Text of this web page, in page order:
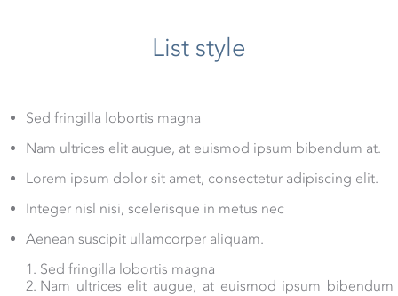
List style
Sed fringilla lobortis magna
Nam ultrices elit augue, at euismod ipsum bibendum at.
Lorem ipsum dolor sit amet, consectetur adipiscing elit.
Integer nisl nisi, scelerisque in metus nec
Aenean suscipit ullamcorper aliquam.
Sed fringilla lobortis magna
Nam ultrices elit augue, at euismod ipsum bibendum